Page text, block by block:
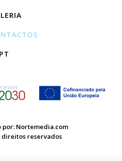
PT
por: Nortemedia.com
direitos reservados